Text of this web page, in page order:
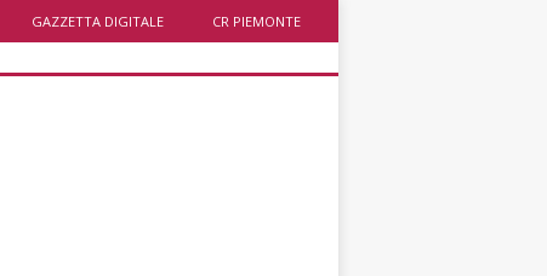
GAZZETTA DIGITALE CR PIEMONTE